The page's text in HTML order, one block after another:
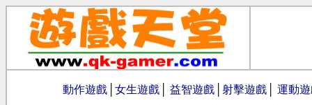
動作遊戲 女生遊戲 益智遊戲 射擊遊戲 運動